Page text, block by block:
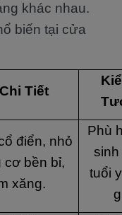
khác nhau.
biến tại cửa
Tiết
điển, nhỏ
cơ bền bỉ,
xăng.
Phù
tuổi